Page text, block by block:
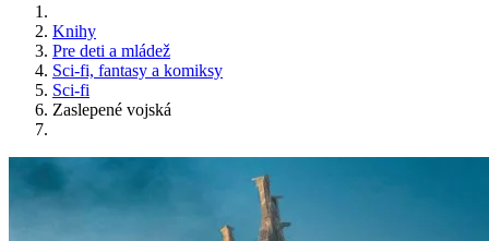
Knihy
Pre deti a mládež
Sci-fi, fantasy a komiksy
Sci-fi
Zaslepené vojská